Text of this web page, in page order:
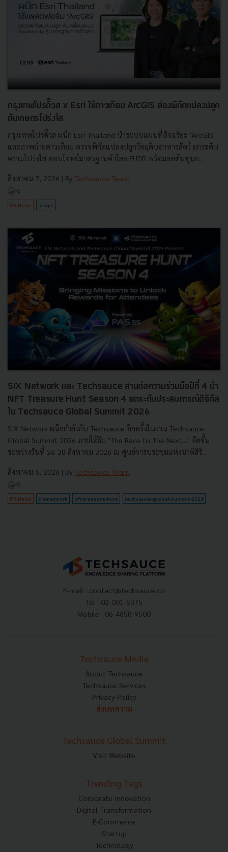
กรุงเทพโปรดิ๊วส x Esri ใช้ดาวเทียม ArcGIS ส่องพิกัดแปลงปลูก
ดันเกษตรโปร่งใส
กรุงเทพโปรดิ๊วส ผนึก Esri Thailand นำระบบแผนที่อัจฉริยะ 'ArcGIS'
และภาพถ่ายดาวเทียม ตรวจพิกัดแปลงปลูกวัตถุดิบอาหารสัตว์ ยกระดับ
ความโปร่งใส ตอบโจทย์มาตรฐานค้าโลก EUDR พร้อมลดต้นทุนก...
สิงหาคม 7, 2026 | By Techsauce Team
0
PR News arcgis
SIX Network และ Techsauce สานต่อความร่วมมือปีที่ 4 นำ
NFT Treasure Hunt Season 4 ยกระดับประสบการณ์ดิจิทัล
ใน Techsauce Global Summit 2026
SIX Network ผนึกกำลังกับ Techsauce อีกครั้งในงาน Techsauce
Global Summit 2026 ภายใต้ธีม "The Race to The Next…" จัดขึ้น
ระหว่างวันที่ 26-28 สิงหาคม 2026 ณ ศูนย์การประชุมแห่งชาติสิริ...
สิงหาคม 6, 2026 | By Techsauce Team
0
PR News six-network nft-treasure-hunt techsauce-global-summit-2026
E-mail : contact@techsauce.co
Tel : 02-001-5375
Mobile : 06-4658-9500
Techsauce Media
About Techsauce
Techsauce Services
Privacy Policy
ส่งบทความ
Techsauce Global Summit
Visit Website
Trending Tags
Corporate Innovation
Digital Transformation
E-Commerce
Startup
Technology